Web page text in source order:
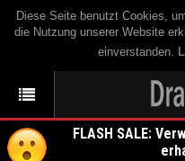
Diese Seite benutzt Cookies,
die Nutzung unserer Website
einverstanden.
FLASH SALE: